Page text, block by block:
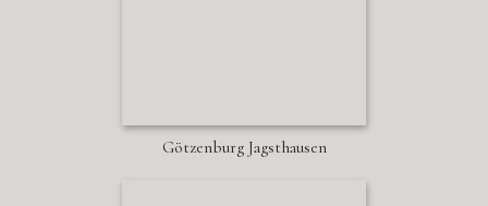
Götzenburg Jagsthausen